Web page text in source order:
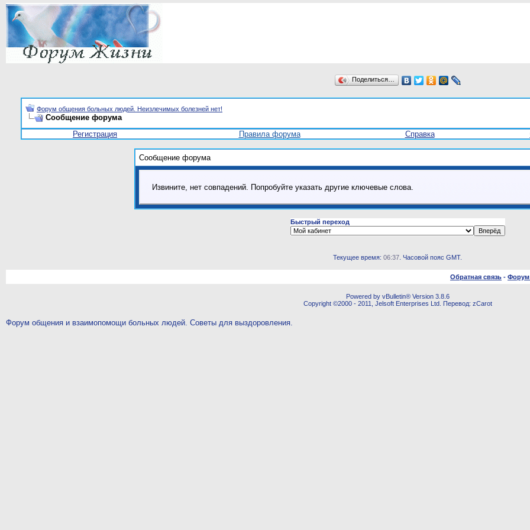
Поделиться…
Форум общения больных людей. Неизлечимых болезней нет!
Сообщение форума
Регистрация Правила форума Справка
Сообщение форума
Извините, нет совпадений. Попробуйте указать другие ключевые слова.
Быстрый переход
Текущее время: 06:37 . Часовой пояс GMT.
Обратная связь - Форум
Powered by vBulletin® Version 3.8.6
Copyright ©2000 - 2011, Jelsoft Enterprises Ltd. Перевод: zCarot
Форум общения и взаимопомощи больных людей. Советы для выздоровления.